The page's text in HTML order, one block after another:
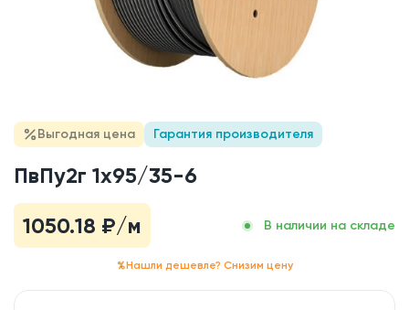
Выгодная цена Гарантия производителя
ПвПу2г 1x95/35-6
1050.18 ₽/м В наличии на складе
Нашли дешевле? Снизим цену